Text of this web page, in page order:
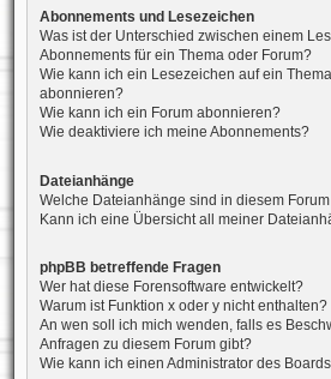
Abonnements und Lesezeichen
Was ist der Unterschied zwischen einem
Abonnements für ein Thema oder Forum?
Wie kann ich ein Lesezeichen auf ein
abonnieren?
Wie kann ich ein Forum abonnieren?
Wie deaktiviere ich meine Abonnements?
Dateianhänge
Welche Dateianhänge sind in diesem
Kann ich eine Übersicht all meiner
phpBB betreffende Fragen
Wer hat diese Forensoftware entwickelt?
Warum ist Funktion x oder y nicht enthalten?
An wen soll ich mich wenden, falls es
Anfragen zu diesem Forum gibt?
Wie kann ich einen Administrator des